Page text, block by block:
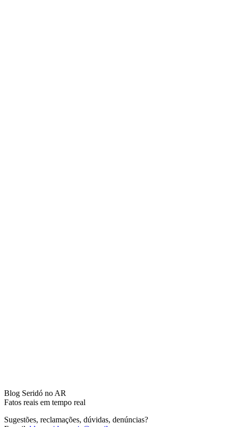
Blog Seridó no AR
Fatos reais em tempo real
Sugestões, reclamações, dúvidas, denúncias?